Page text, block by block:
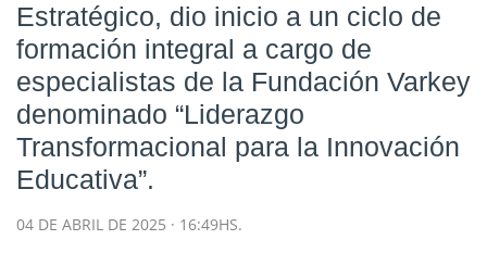
Estratégico, dio inicio a un ciclo de
formación integral a cargo de
especialistas de la Fundación Varkey
denominado “Liderazgo
Transformacional para la Innovación
Educativa”.
04 DE ABRIL DE 2025 · 16:49HS.